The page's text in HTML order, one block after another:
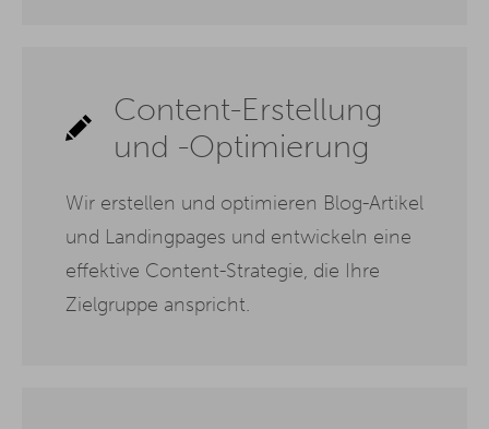
Content-Erstellung
und -Optimierung
Wir erstellen und optimieren Blog-Artikel
und Landingpages und entwickeln eine
effektive Content-Strategie, die Ihre
Zielgruppe anspricht.